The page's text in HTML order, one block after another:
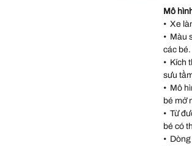
Mô
• Xe
• Màu
các bé.
• Kích
sưu
• Mô
bé mở
• Từ
bé có
•